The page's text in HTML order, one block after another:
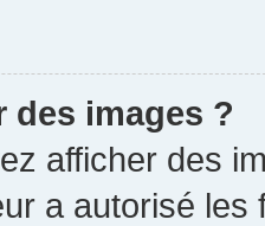
des images ?
afficher des
a autorisé